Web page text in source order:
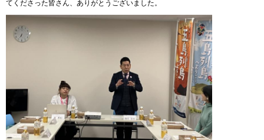
てくださった皆さん、ありがとうございました。